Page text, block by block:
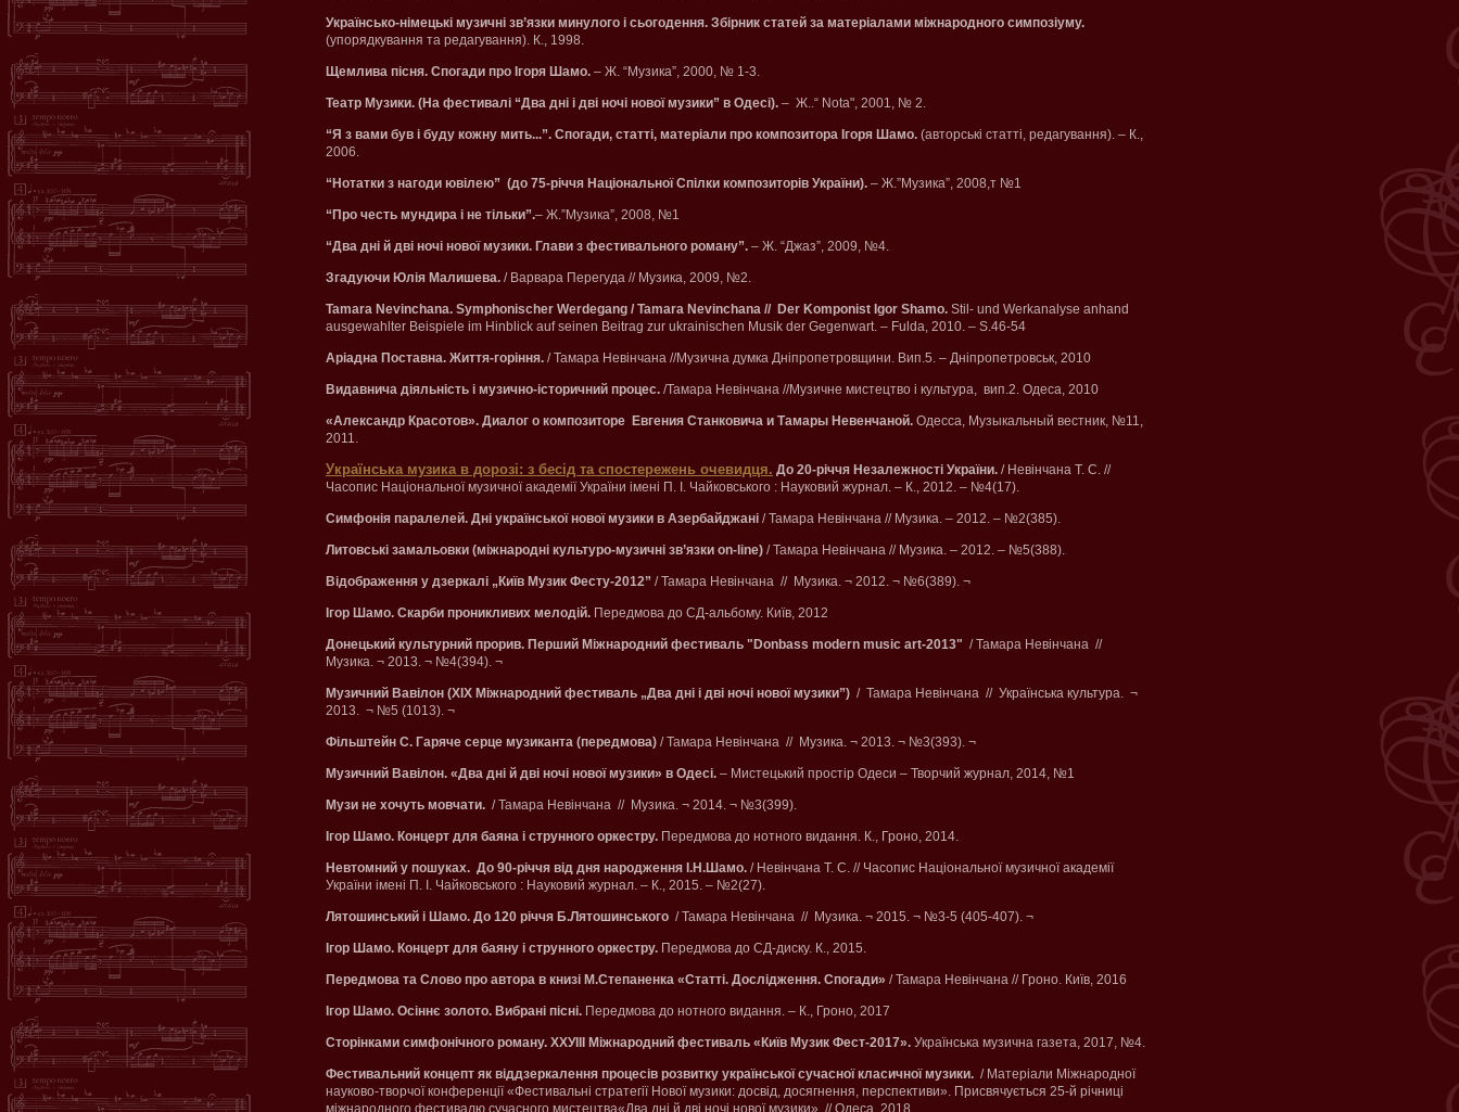
Українсько-німецькі музичні зв’язки минулого і сьогодення. Збірник статей за матеріалами міжнародного симпозіуму.
(упорядкування та редагування). К., 1998.
Щемлива пісня. Спогади про Ігоря Шамо. – Ж. “Музика”, 2000, № 1-3.
Театр Музики. (На фестивалі “Два дні і дві ночі нової музики” в Одесі). – Ж..“ Nota", 2001, № 2.
“Я з вами був і буду кожну мить...”. Спогади, статті, матеріали про композитора Ігоря Шамо. (авторські статті, редагування). – К.,
2006.
“Нотатки з нагоди ювілею” (до 75-річчя Національної Спілки композиторів України). – Ж.”Музика”, 2008,т №1
“Про честь мундира і не тільки”.– Ж.”Музика”, 2008, №1
“Два дні й дві ночі нової музики. Глави з фестивального роману”. – Ж. “Джаз”, 2009, №4.
Згадуючи Юлія Малишева. / Варвара Перегуда // Музика, 2009, №2.
Tamara Nevinchana. Symphonischer Werdegang / Tamara Nevinchana // Der Komponist Igor Shamo. Stil- und Werkanalyse anhand
ausgewahlter Beispiele im Hinblick auf seinen Beitrag zur ukrainischen Musik der Gegenwart. – Fulda, 2010. – S.46-54
Аріадна Поставна. Життя-горіння. / Тамара Невінчана //Музична думка Дніпропетровщини. Вип.5. – Дніпропетровськ, 2010
Видавнича діяльність і музично-історичний процес. /Тамара Невінчана //Музичне мистецтво і культура, вип.2. Одеса, 2010
«Александр Красотов». Диалог о композиторе Евгения Станковича и Тамары Невенчаной. Одесса, Музыкальный вестник, №11,
2011.
Українська музика в дорозі: з бесід та спостережень очевидця. До 20-річчя Незалежності України. / Невінчана Т. С. //
Часопис Національної музичної академії України імені П. І. Чайковського : Науковий журнал. – К., 2012. – №4(17).
Симфонія паралелей. Дні української нової музики в Азербайджані / Тамара Невінчана // Музика. – 2012. – №2(385).
Литовські замальовки (міжнародні культуро-музичні зв’язки on-line) / Тамара Невінчана // Музика. – 2012. – №5(388).
Відображення у дзеркалі „Київ Музик Фесту-2012” / Тамара Невінчана // Музика. ¬ 2012. ¬ №6(389). ¬
Ігор Шамо. Скарби проникливих мелодій. Передмова до СД-альбому. Київ, 2012
Донецький культурний прорив. Перший Міжнародний фестиваль "Donbass modern music art-2013" / Тамара Невінчана //
Музика. ¬ 2013. ¬ №4(394). ¬
Музичний Вавілон (ХІХ Міжнародний фестиваль „Два дні і дві ночі нової музики”) / Тамара Невінчана // Українська культура. ¬
2013. ¬ №5 (1013). ¬
Фільштейн С. Гаряче серце музиканта (передмова) / Тамара Невінчана // Музика. ¬ 2013. ¬ №3(393). ¬
Музичний Вавілон. «Два дні й дві ночі нової музики» в Одесі. – Мистецький простір Одеси – Творчий журнал, 2014, №1
Музи не хочуть мовчати. / Тамара Невінчана // Музика. ¬ 2014. ¬ №3(399).
Ігор Шамо. Концерт для баяна і струнного оркестру. Передмова до нотного видання. К., Гроно, 2014.
Невтомний у пошуках. До 90-річчя від дня народження І.Н.Шамо. / Невінчана Т. С. // Часопис Національної музичної академії
України імені П. І. Чайковського : Науковий журнал. – К., 2015. – №2(27).
Лятошинський і Шамо. До 120 річчя Б.Лятошинського / Тамара Невінчана // Музика. ¬ 2015. ¬ №3-5 (405-407). ¬
Ігор Шамо. Концерт для баяну і струнного оркестру. Передмова до СД-диску. К., 2015.
Передмова та Слово про автора в книзі М.Степаненка «Статті. Дослідження. Спогади» / Тамара Невінчана // Гроно. Київ, 2016
Ігор Шамо. Осіннє золото. Вибрані пісні. Передмова до нотного видання. – К., Гроно, 2017
Сторінками симфонічного роману. ХХУІІІ Міжнародний фестиваль «Київ Музик Фест-2017». Українська музична газета, 2017, №4.
Фестивальний концепт як віддзеркалення процесів розвитку української сучасної класичної музики. / Матеріали Міжнародної
науково-творчої конференції «Фестивальні стратегії Нової музики: досвід, досягнення, перспективи». Присвячується 25-й річниці
міжнародного фестивалю сучасного мистецтва«Два дні й дві ночі нової музики», // Одеса, 2018.